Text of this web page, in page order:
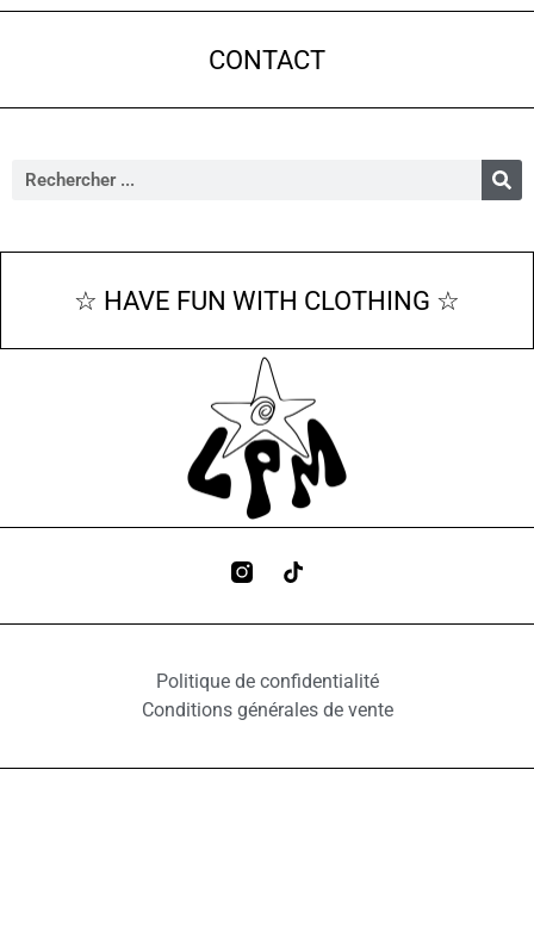
CONTACT
☆ HAVE FUN WITH CLOTHING ☆
Politique de confidentialité
Conditions générales de vente